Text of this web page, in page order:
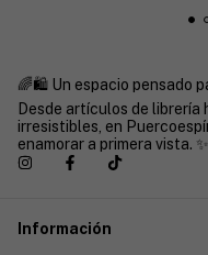
🌈🛍️ Un espacio pensado
Desde artículos de
irresistibles, en
enamorar a primera vista.
Información